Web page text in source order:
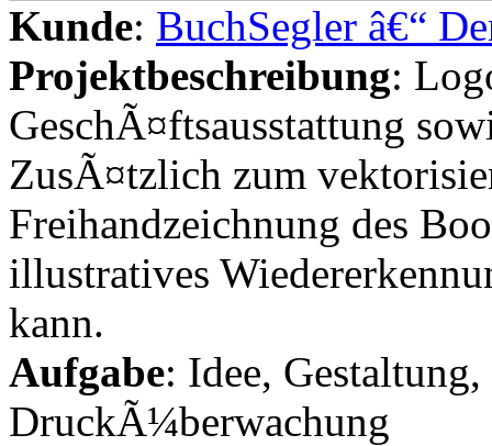
Kunde: BuchSegler â€“
Projektbeschreibung:
GeschÃ¤ftsausstattung
ZusÃ¤tzlich zum
Freihandzeichnung des
illustratives
kann.
Aufgabe: Idee,
DruckÃ¼berwachung